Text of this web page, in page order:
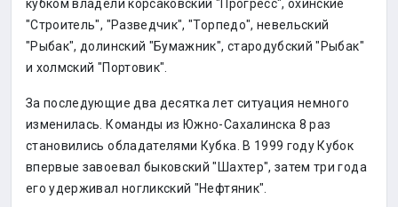
кубком владели корсаковский "Прогресс", охинские
"Строитель", "Разведчик", "Торпедо", невельский
"Рыбак", долинский "Бумажник", стародубский "Рыбак"
и холмский "Портовик".
За последующие два десятка лет ситуация немного
изменилась. Команды из Южно-Сахалинска 8 раз
становились обладателями Кубка. В 1999 году Кубок
впервые завоевал быковский "Шахтер", затем три года
его удерживал ногликский "Нефтяник".